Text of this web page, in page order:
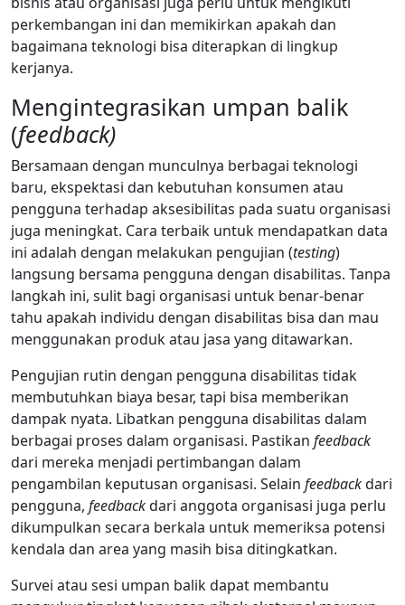
perkembangan ini dan memikirkan apakah dan
bagaimana teknologi bisa diterapkan di lingkup
kerjanya.
Mengintegrasikan umpan balik
(feedback)
Bersamaan dengan munculnya berbagai teknologi
baru, ekspektasi dan kebutuhan konsumen atau
pengguna terhadap aksesibilitas pada suatu organisasi
juga meningkat. Cara terbaik untuk mendapatkan data
ini adalah dengan melakukan pengujian (testing)
langsung bersama pengguna dengan disabilitas. Tanpa
langkah ini, sulit bagi organisasi untuk benar-benar
tahu apakah individu dengan disabilitas bisa dan mau
menggunakan produk atau jasa yang ditawarkan.
Pengujian rutin dengan pengguna disabilitas tidak
membutuhkan biaya besar, tapi bisa memberikan
dampak nyata. Libatkan pengguna disabilitas dalam
berbagai proses dalam organisasi. Pastikan feedback
dari mereka menjadi pertimbangan dalam
pengambilan keputusan organisasi. Selain feedbackdari
pengguna, feedbackdari anggota organisasi juga perlu
dikumpulkan secara berkala untuk memeriksa potensi
kendala dan area yang masih bisa ditingkatkan.
Survei atau sesi umpan balik dapat membantu